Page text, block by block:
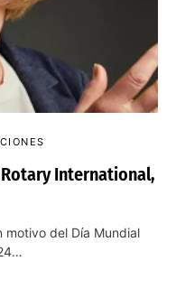
International,
motivo del Día Mundial